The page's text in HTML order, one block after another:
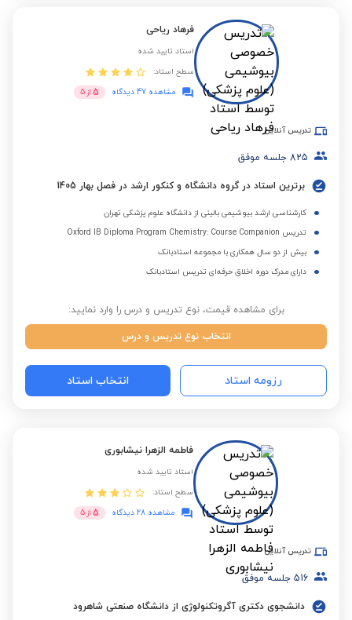
فرهاد ریاحی
استاد تایید شده
سطح استاد:
مشاهده 47 دیدگاه
5 از 5
تدریس آنلاین
825 جلسه موفق
برترین استاد در گروه دانشگاه و کنکور ارشد در فصل بهار 1405
کارشناسی ارشد بیوشیمی بالینی از دانشگاه علوم پزشکی تهران
تدریس Oxford IB Diploma Program Chemistry: Course Companion
بیش از دو سال همکاری با مجموعه استادبانک
دارای مدرک دوره اخلاق حرفه‌ای تدریس استادبانک
برای مشاهده قیمت، نوع تدریس و درس را وارد نمایید:
انتخاب نوع تدریس و درس
رزومه استاد انتخاب استاد
فاطمه الزهرا نیشابوری
استاد تایید شده
سطح استاد:
مشاهده 28 دیدگاه
5 از 5
تدریس آنلاین
516 جلسه موفق
دانشجوی دکتری آگروتکنولوژی از دانشگاه صنعتی شاهرود